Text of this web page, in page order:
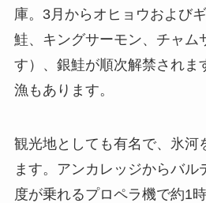
庫。3月からオヒョウおよび
鮭、キングサーモン、チャム
す）、銀鮭が順次解禁されま
漁もあります。
観光地としても有名で、氷河
ます。アンカレッジからバル
度が乗れるプロペラ機で約1